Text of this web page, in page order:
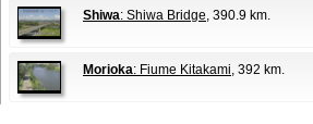
Shiwa: Shiwa Bridge, 390.9 km.
Morioka: Fiume Kitakami, 392 km.